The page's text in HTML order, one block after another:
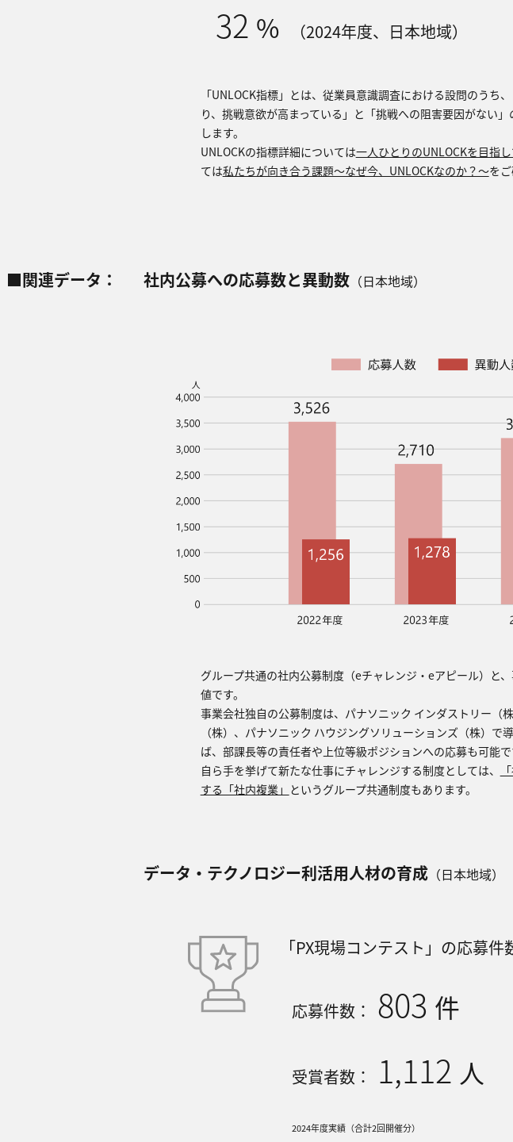
32 % （2024年度、日本地域）
「UNLOCK指標」とは、従業員意識調査における設問のうち
り、挑戦意欲が⾼まっている」と「挑戦への阻害要因がない
します。
UNLOCKの指標詳細については⼀⼈ひとりのUNLOCKを⽬指
ては私たちが向き合う課題〜なぜ今、UNLOCKなのか？〜をご
■関連データ： 社内公募への応募数と異動数（⽇本地域）
グループ共通の社内公募制度（eチャレンジ‧eアピール）と
値です。
事業会社独⾃の公募制度は、パナソニック インダストリー（
（株）、パナソニック ハウジングソリューションズ（株）で
ば、部課⻑等の責任者や上位等級ポジションへの応募も可能で
⾃ら⼿を挙げて新たな仕事にチャレンジする制度としては、
する「社内複業」 というグループ共通制度もあります。
データ‧テクノロジー利活⽤⼈材の育成（⽇本地域）
「PX現場コンテスト」の応募
応募件数： 803 件
受賞者数： 1,112 ⼈
2024年度実績（合計2回開催分）